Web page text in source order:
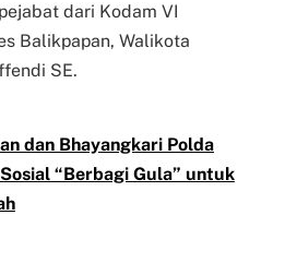
dari Kodam VI
Balikpapan, Walikota
SE.
dan Bhayangkari Polda
“Berbagi Gula” untuk